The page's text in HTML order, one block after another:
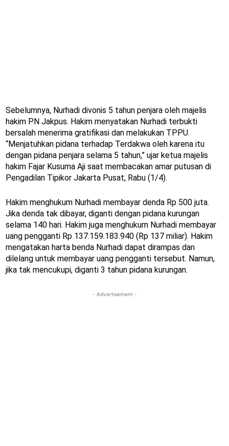
Sebelumnya, Nurhadi divonis 5 tahun penjara oleh majelis
hakim PN Jakpus. Hakim menyatakan Nurhadi terbukti
bersalah menerima gratifikasi dan melakukan TPPU.
“Menjatuhkan pidana terhadap Terdakwa oleh karena itu
dengan pidana penjara selama 5 tahun,” ujar ketua majelis
hakim Fajar Kusuma Aji saat membacakan amar putusan di
Pengadilan Tipikor Jakarta Pusat, Rabu (1/4).
Hakim menghukum Nurhadi membayar denda Rp 500 juta.
Jika denda tak dibayar, diganti dengan pidana kurungan
selama 140 hari. Hakim juga menghukum Nurhadi membayar
uang pengganti Rp 137.159.183.940 (Rp 137 miliar). Hakim
mengatakan harta benda Nurhadi dapat dirampas dan
dilelang untuk membayar uang pengganti tersebut. Namun,
jika tak mencukupi, diganti 3 tahun pidana kurungan.
- Advertisement -